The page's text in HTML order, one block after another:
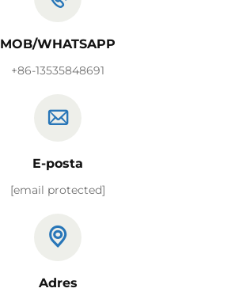
MOB/WHATSAPP
+86-13535848691
E-posta
[email protected]
Adres